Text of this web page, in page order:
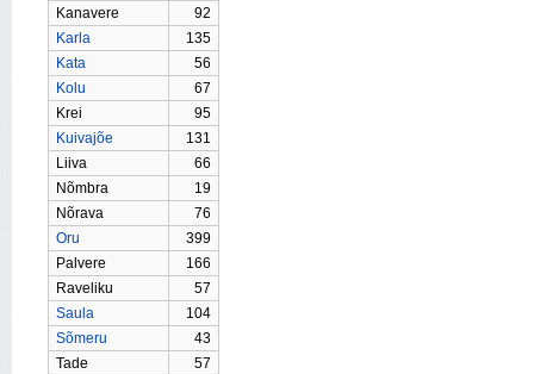
Kanavere
92
Karla
135
Kata
56
Kolu
67
Krei
95
Kuivajõe
131
Liiva
66
Nõmbra
19
Nõrava
76
Oru
399
Palvere
166
Raveliku
57
Saula
104
Sõmeru
43
Tade
57